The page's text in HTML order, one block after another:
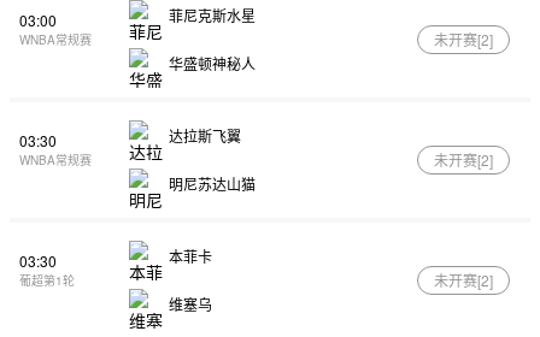
03:00
WNBA常规赛
菲尼克斯水星
华盛顿神秘人
未开赛[2]
03:30
WNBA常规赛
达拉斯飞翼
明尼苏达山猫
未开赛[2]
03:30
葡超第1轮
本菲卡
维塞乌
未开赛[2]